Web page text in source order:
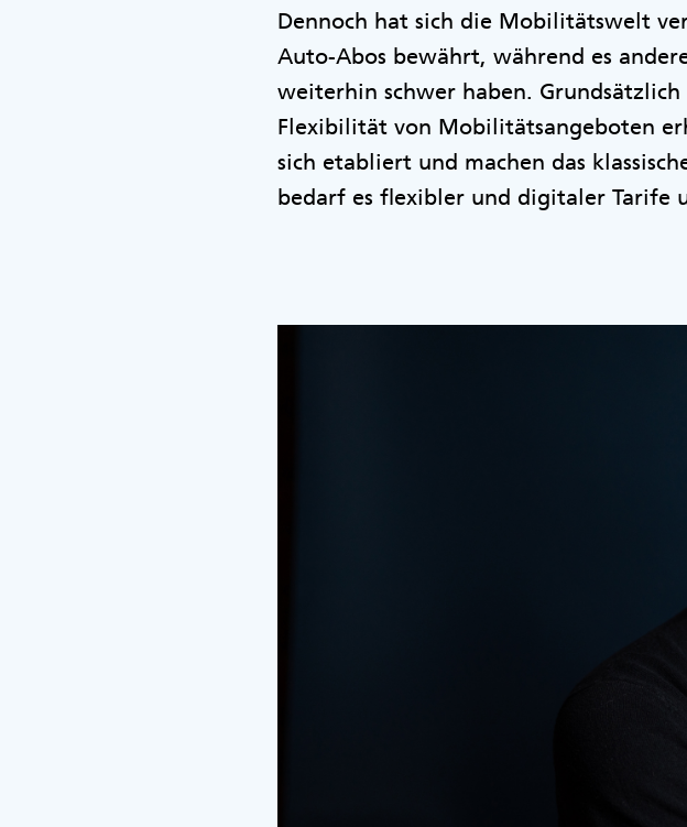
Dennoch hat sich die Mobilitätswelt
Auto-Abos bewährt, während es
weiterhin schwer haben.
Flexibilität von Mobilitätsangeboten
sich etabliert und machen das
bedarf es flexibler und digitaler Tarife